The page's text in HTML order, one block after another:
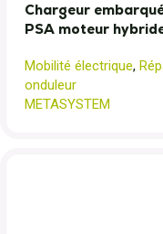
Chargeur
PSA moteur
Mobilité électrique,
onduleur
METASYSTEM